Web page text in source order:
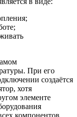
При его
создаётся
хотя
элементе